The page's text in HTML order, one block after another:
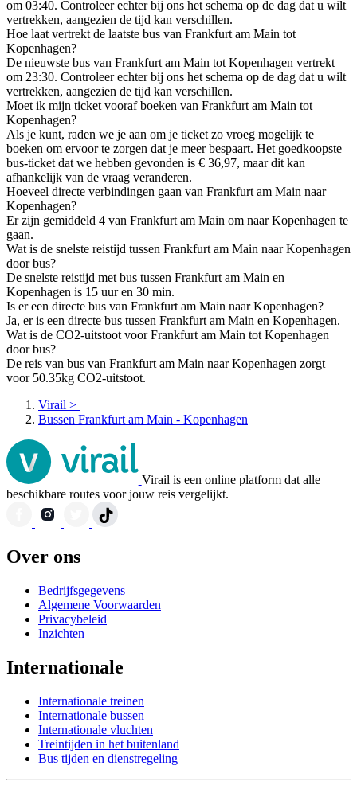
om 03:40. Controleer echter bij ons het schema op de dag dat u wilt
vertrekken, aangezien de tijd kan verschillen.
Hoe laat vertrekt de laatste bus van Frankfurt am Main tot
Kopenhagen?
De nieuwste bus van Frankfurt am Main tot Kopenhagen vertrekt
om 23:30. Controleer echter bij ons het schema op de dag dat u wilt
vertrekken, aangezien de tijd kan verschillen.
Moet ik mijn ticket vooraf boeken van Frankfurt am Main tot
Kopenhagen?
Als je kunt, raden we je aan om je ticket zo vroeg mogelijk te
boeken om ervoor te zorgen dat je meer bespaart. Het goedkoopste
bus-ticket dat we hebben gevonden is € 36,97, maar dit kan
afhankelijk van de vraag veranderen.
Hoeveel directe verbindingen gaan van Frankfurt am Main naar
Kopenhagen?
Er zijn gemiddeld 4 van Frankfurt am Main om naar Kopenhagen te
gaan.
Wat is de snelste reistijd tussen Frankfurt am Main naar Kopenhagen
door bus?
De snelste reistijd met bus tussen Frankfurt am Main en
Kopenhagen is 15 uur en 30 min.
Is er een directe bus van Frankfurt am Main naar Kopenhagen?
Ja, er is een directe bus tussen Frankfurt am Main en Kopenhagen.
Wat is de CO2-uitstoot voor Frankfurt am Main tot Kopenhagen
door bus?
De reis van bus van Frankfurt am Main naar Kopenhagen zorgt
voor 50.35kg CO2-uitstoot.
Virail >
Bussen Frankfurt am Main - Kopenhagen
Virail is een online platform dat alle
beschikbare routes voor jouw reis vergelijkt.
Over ons
Bedrijfsgegevens
Algemene Voorwaarden
Privacybeleid
Inzichten
Internationale
Internationale treinen
Internationale bussen
Internationale vluchten
Treintijden in het buitenland
Bus tijden en dienstregeling